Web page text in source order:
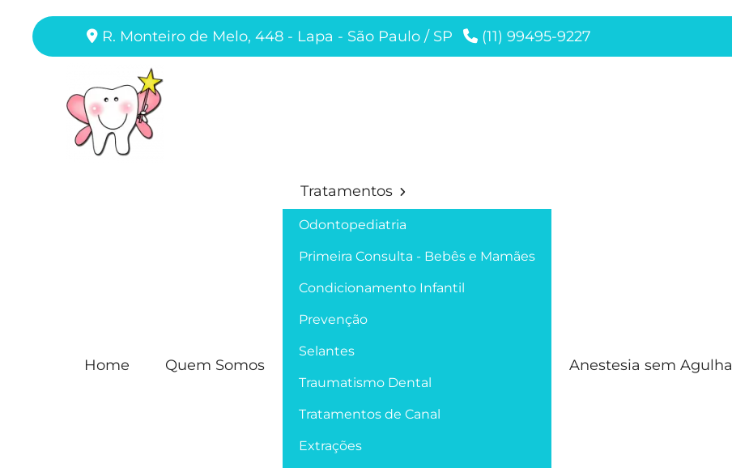
R. Monteiro de Melo, 448 - Lapa - São Paulo / SP (11) 99495-9227
Home Quem Somos
Tratamentos
Odontopediatria
Primeira Consulta - Bebês e Mamães
Condicionamento Infantil
Prevenção
Selantes
Traumatismo Dental
Tratamentos de Canal
Extrações
Anestesia sem Agulha